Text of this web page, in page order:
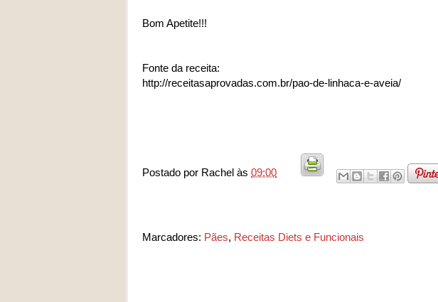
Bom Apetite!!!
Fonte da receita:
http://receitasaprovadas.com.br/pao-de-linhaca-e-aveia/
Postado por Rachel às 09:00
Marcadores: Pães, Receitas Diets e Funcionais